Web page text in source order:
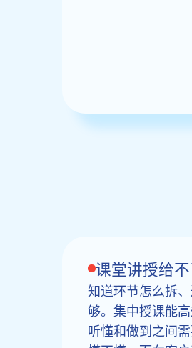
课堂讲授给
知道环节怎么拆
够。集中授课能
听懂和做到之间